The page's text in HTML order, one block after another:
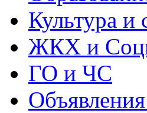
Культура и
ЖКХ и
ГО и ЧС